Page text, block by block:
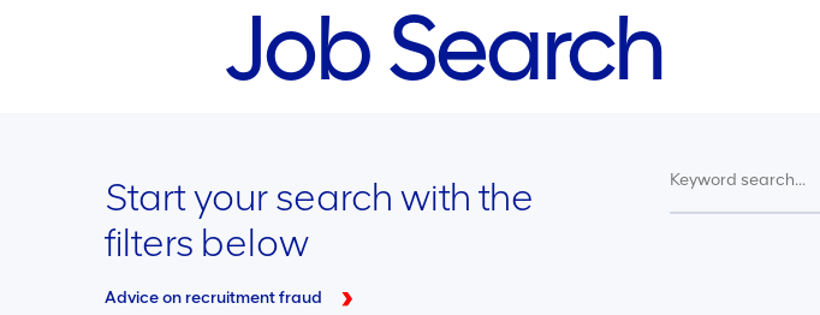
Job Search
Start your search with the
filters below
Advice on recruitment fraud